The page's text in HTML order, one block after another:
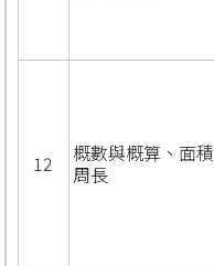
12
概數與概算、面積
周長